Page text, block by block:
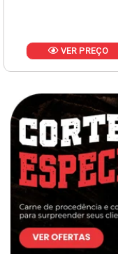
VER PREÇO